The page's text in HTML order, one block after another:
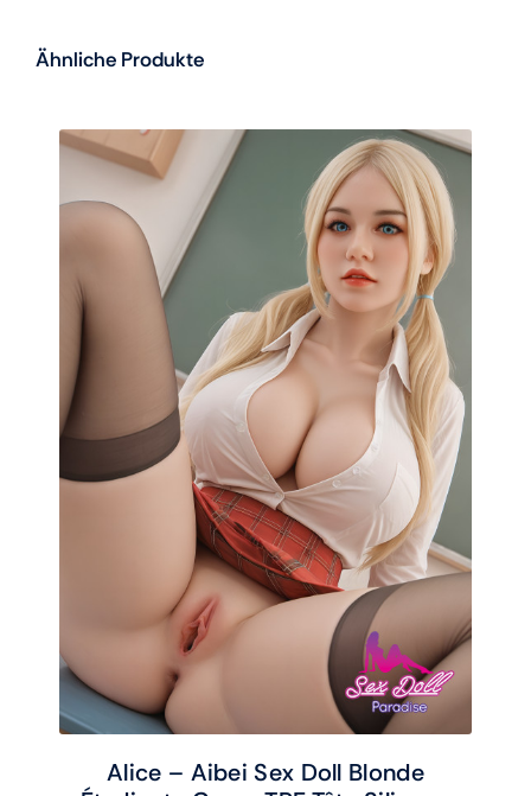
Ähnliche Produkte
Alice – Aibei Sex Doll Blonde